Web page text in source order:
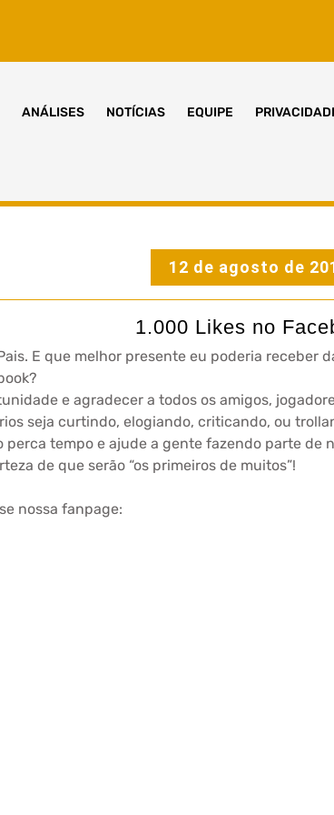
ANÁLISES NOTÍCIAS EQUIPE
12 de agosto de
1.000 Likes no
E que melhor presente eu poderia
e agradecer a todos os amigos,
seja curtindo, elogiando, criticando, ou
tempo e ajude a gente fazendo parte de
de que serão “os primeiros de muitos”!
nossa fanpage: